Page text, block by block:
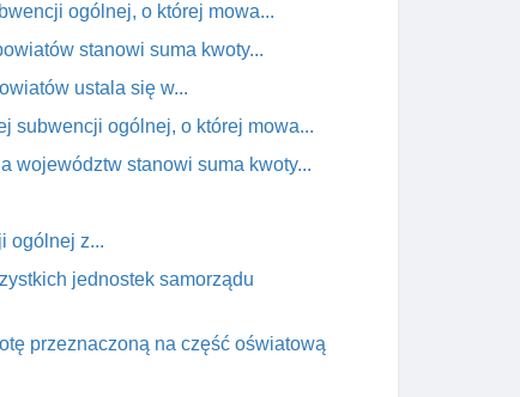
ogólnej, o której mowa...
stanowi suma kwoty...
ustala się w...
subwencji ogólnej, o której mowa...
województw stanowi suma kwoty...
ogólnej z...
jednostek samorządu
przeznaczoną na część oświatową